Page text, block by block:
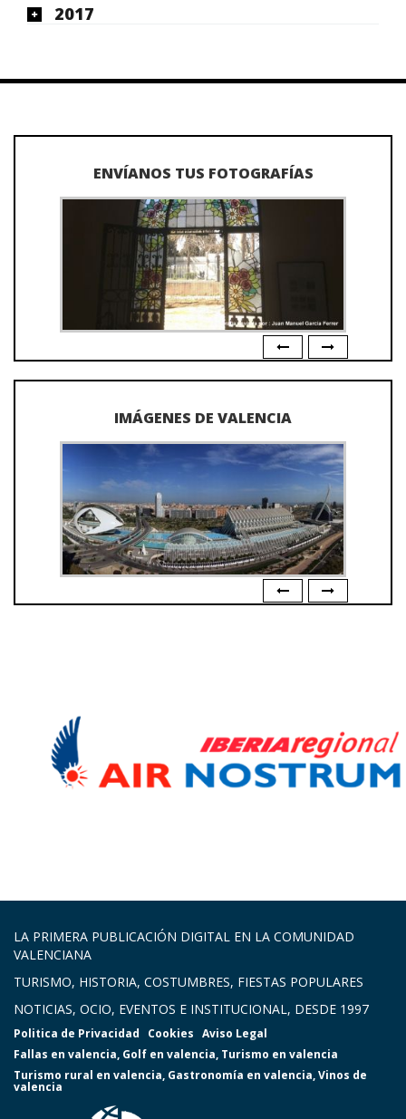
2017
ENVÍANOS TUS FOTOGRAFÍAS
IMÁGENES DE VALENCIA
LA PRIMERA PUBLICACIÓN DIGITAL EN LA COMUNIDAD
VALENCIANA
TURISMO, HISTORIA, COSTUMBRES, FIESTAS POPULARES
NOTICIAS, OCIO, EVENTOS E INSTITUCIONAL, DESDE 1997
Politica de Privacidad Cookies Aviso Legal
Fallas en valencia, Golf en valencia, Turismo en valencia
Turismo rural en valencia, Gastronomía en valencia,Vinos de
valencia